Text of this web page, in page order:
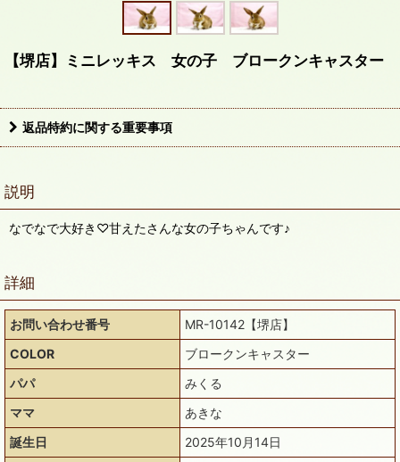
【堺店】ミニレッキス 女の子 ブロークンキャスター
返品特約に関する重要事項
説明
なでなで大好き♡甘えたさんな女の子ちゃんです♪
詳細
お問い合わせ番号
MR-10142【堺店】
COLOR
ブロークンキャスター
パパ
みくる
ママ
あきな
誕生日
2025年10月14日